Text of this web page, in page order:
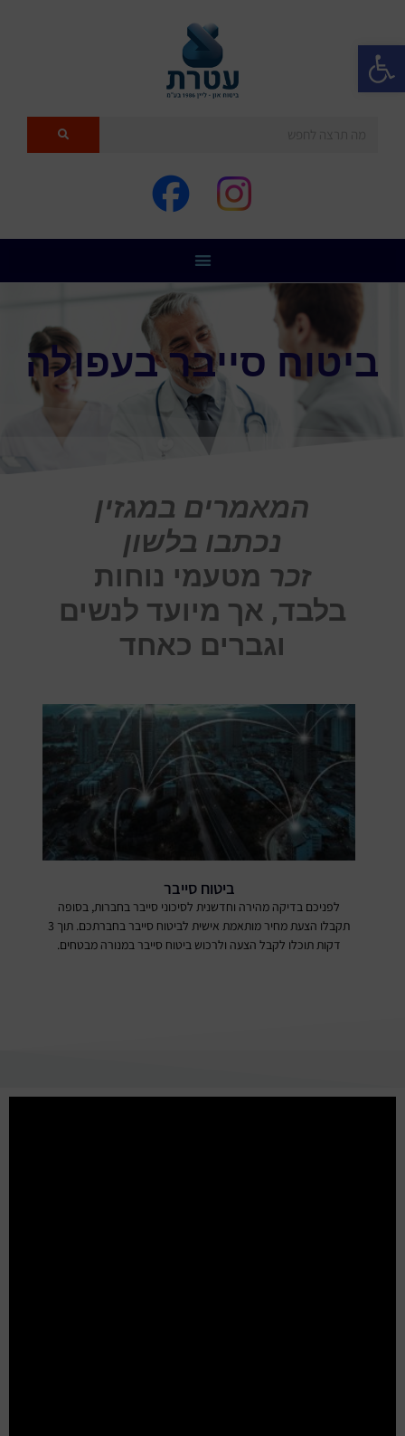
פתח סרגל נגישות
ביטוח סייבר בעפולה
המאמרים במגזין
נכתבו בלשון
זכר מטעמי נוחות
בלבד, אך מיועד לנשים
וגברים כאחד
ביטוח סייבר
לפניכם בדיקה מהירה וחדשנית לסיכוני סייבר בחברות, בסופה
תקבלו הצעת מחיר מותאמת אישית לביטוח סייבר בחברתכם. תוך 3
דקות תוכלו לקבל הצעה ולרכוש ביטוח סייבר במנורה מבטחים.